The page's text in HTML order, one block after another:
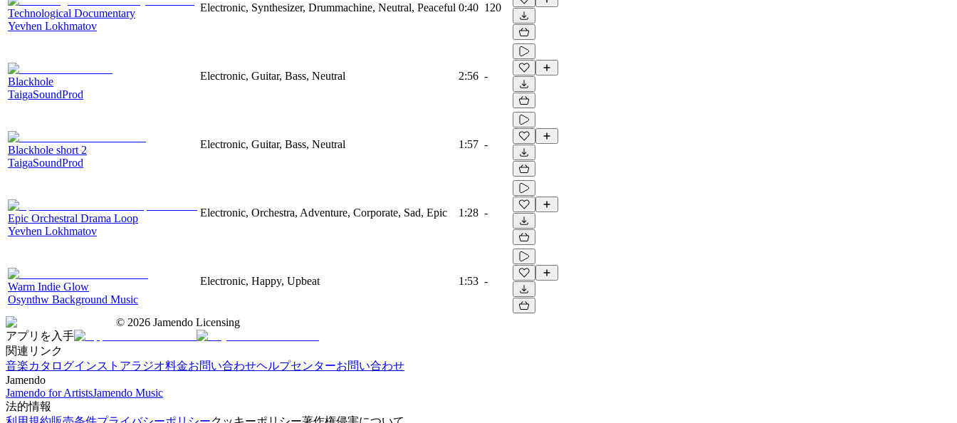
Technological Documentary
Yevhen Lokhmatov
Electronic, Synthesizer, Drummachine, Neutral, Peaceful 0:40 120
Blackhole
TaigaSoundProd
Electronic, Guitar, Bass, Neutral 2:56 -
Blackhole short 2
TaigaSoundProd
Electronic, Guitar, Bass, Neutral 1:57 -
Epic Orchestral Drama Loop
Yevhen Lokhmatov
Electronic, Orchestra, Adventure, Corporate, Sad, Epic 1:28 -
Warm Indie Glow
Osynthw Background Music
Electronic, Happy, Upbeat 1:53 -
© 2026 Jamendo Licensing
アプリを入手
関連リンク
音楽カタログインストアラジオ料金お問い合わせヘルプセンターお問い合わせ
Jamendo
Jamendo for ArtistsJamendo Music
法的情報